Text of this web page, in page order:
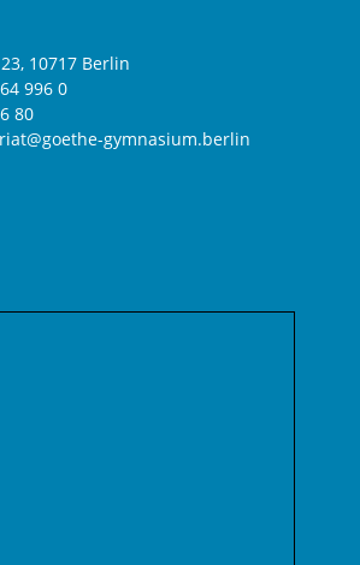
10717 Berlin
996 0
80
gymnasium.berlin